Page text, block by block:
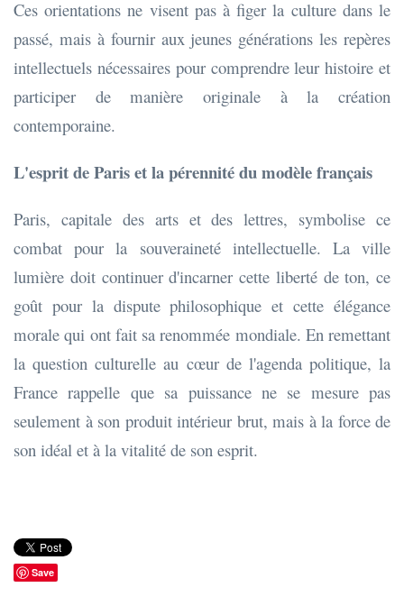
Ces orientations ne visent pas à figer la culture dans le
passé, mais à fournir aux jeunes générations les repères
intellectuels nécessaires pour comprendre leur histoire et
participer de manière originale à la création
contemporaine.
L'esprit de Paris et la pérennité du modèle français
Paris, capitale des arts et des lettres, symbolise ce
combat pour la souveraineté intellectuelle. La ville
lumière doit continuer d'incarner cette liberté de ton, ce
goût pour la dispute philosophique et cette élégance
morale qui ont fait sa renommée mondiale. En remettant
la question culturelle au cœur de l'agenda politique, la
France rappelle que sa puissance ne se mesure pas
seulement à son produit intérieur brut, mais à la force de
son idéal et à la vitalité de son esprit.
Save